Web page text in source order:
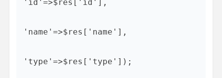
'id'=>$res['id'],
'name'=>$res['name'],
'type'=>$res['type']);